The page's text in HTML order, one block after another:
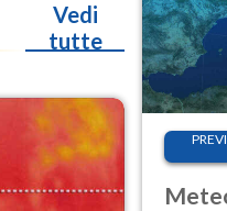
Vedi
tutte